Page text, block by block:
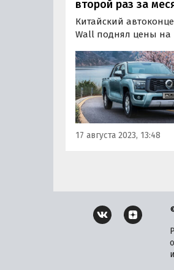
второй раз за
Китайский
Wall поднял цены на
второй раз за месяц.
комплектации
200 тыс. рублей или
сообщает портал
дня» Интересно, что
прибавки сейчас
17 августа 2023, 13:48